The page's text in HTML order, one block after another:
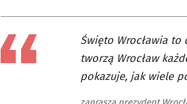
Święto Wrocławia
tworzą Wrocław
pokazuje, jak wiele